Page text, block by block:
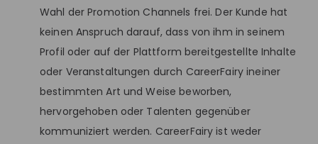
Wahl der Promotion Channels frei. Der Kunde hat
keinen Anspruch darauf, dass von ihm in seinem
Profil oder auf der Plattform bereitgestellte Inhalte
oder Veranstaltungen durch CareerFairy ineiner
bestimmten Art und Weise beworben,
hervorgehoben oder Talenten gegenüber
kommuniziert werden. CareerFairy ist weder